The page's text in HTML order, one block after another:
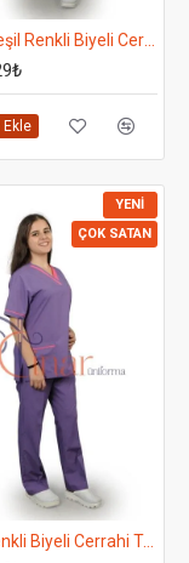
Mint Yeşil Renkli Biyeli Cerrahi Takım - Takma Kol - Alt Koyu Yeşil
Ekle
YENI
ÇOK SATAN
Mor Renkli Biyeli Cerrahi Takım - Takma Kol